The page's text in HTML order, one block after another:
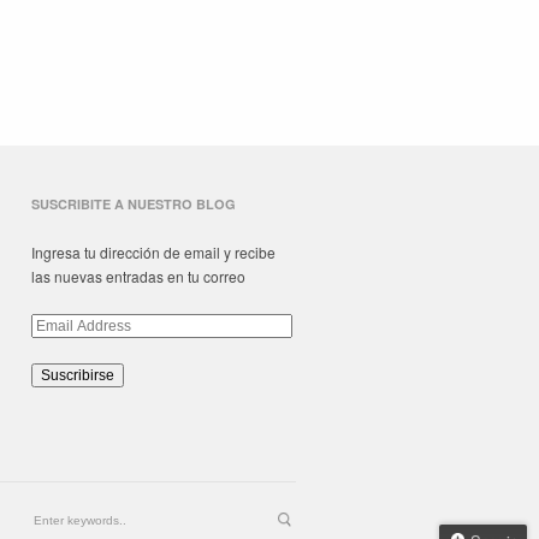
SUSCRIBITE A NUESTRO BLOG
Ingresa tu dirección de email y recibe
las nuevas entradas en tu correo
Email